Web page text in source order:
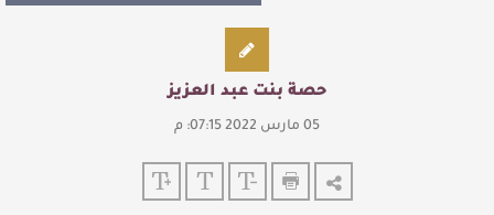
حصة بنت عبد العزيز
05 مارس 2022 07:15: م